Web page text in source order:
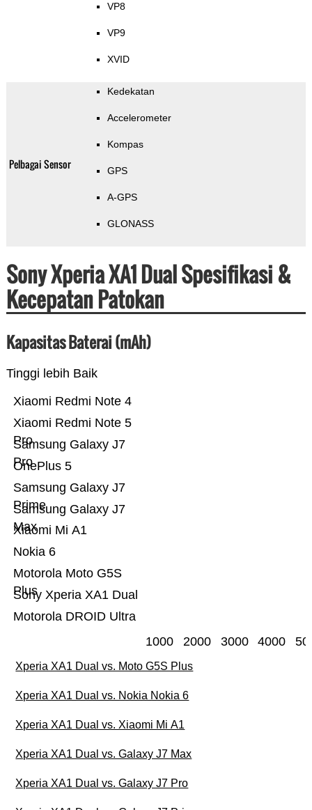
VP8
VP9
XVID
Pelbagai Sensor
Kedekatan
Accelerometer
Kompas
GPS
A-GPS
GLONASS
Sony Xperia XA1 Dual Spesifikasi &
Kecepatan Patokan
Kapasitas Baterai (mAh)
Tinggi lebih Baik
Motorola DROID Ultra
Sony Xperia XA1 Dual
Motorola Moto G5S
Plus
Nokia 6
Xiaomi Mi A1
Samsung Galaxy J7
Max
Samsung Galaxy J7
Prime
OnePlus 5
Samsung Galaxy J7
Pro
Xiaomi Redmi Note 5
Pro
Xiaomi Redmi Note 4
1000 2000 3000 4000
Xperia XA1 Dual vs. Moto G5S Plus
Xperia XA1 Dual vs. Nokia Nokia 6
Xperia XA1 Dual vs. Xiaomi Mi A1
Xperia XA1 Dual vs. Galaxy J7 Max
Xperia XA1 Dual vs. Galaxy J7 Pro